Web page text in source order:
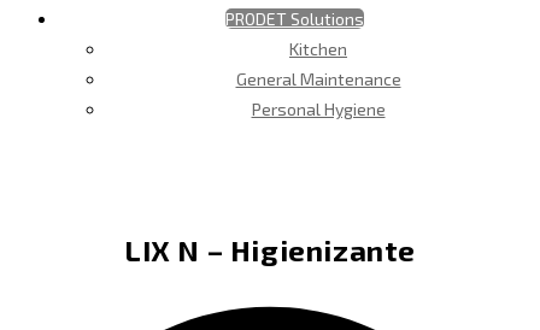
PRODET Solutions
Kitchen
General Maintenance
Personal Hygiene
LIX N – Higienizante